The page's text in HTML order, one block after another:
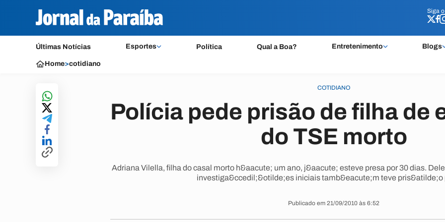
Siga o
Últimas Notícias Esportes Política Qual a Boa? Entretenimento Blogs
Siga o
Home>cotidiano
COTIDIANO
Polícia pede prisão de filha de
do TSE morto
Adriana Vilella, filha do casal morto h&aacute; um ano, j&aacute; esteve presa por 30 dias.
investiga&ccedil;&otilde;es iniciais tamb&eacute;m teve pris&atilde;o
Publicado em 21/09/2010 às 6:52